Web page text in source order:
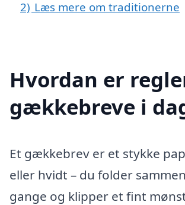
2) Læs mere om traditionerne
Hvordan er
gækkebreve i
Et gækkebrev er et stykke
eller hvidt – du folder
gange og klipper et fint